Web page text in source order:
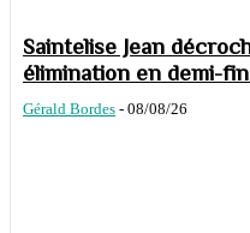
Saintelise Jean
élimination en demi-
Gérald Bordes - 08/08/26